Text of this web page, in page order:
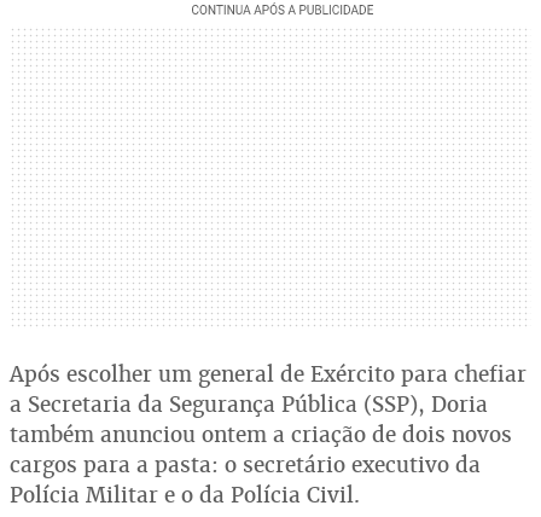
Após escolher um general de Exército para chefiar
a Secretaria da Segurança Pública (SSP), Doria
também anunciou ontem a criação de dois novos
cargos para a pasta: o secretário executivo da
Polícia Militar e o da Polícia Civil.